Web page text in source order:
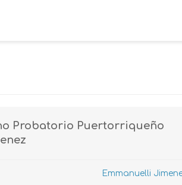
Probatorio Puertorriqueño
Emmanuelli